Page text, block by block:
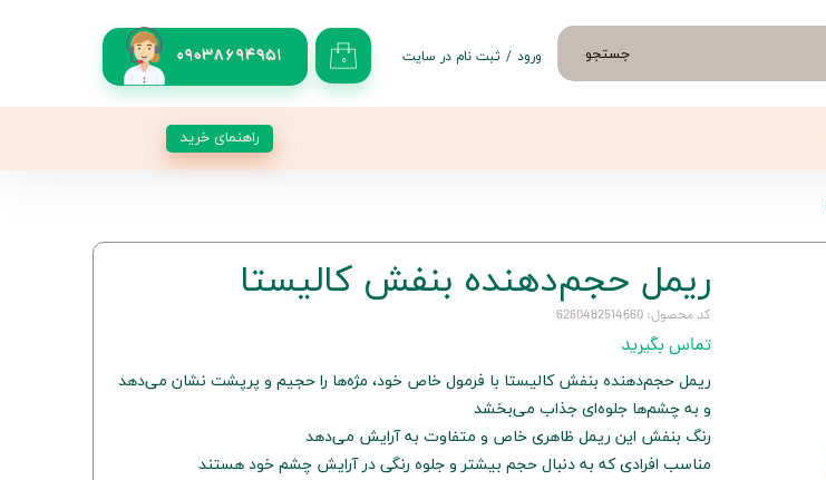
09038694951 جستجو ۰ ورود / ثبت نام در سایت
راهنمای خرید
ریمل حجم‌دهنده بنفش کالیستا
کد محصول: 6260482514660
تماس بگیرید
ریمل حجم‌دهنده بنفش کالیستا با فرمول خاص خود، مژه‌ها را حجیم و پرپشت نشان می‌دهد
و به چشم‌ها جلوه‌ای جذاب می‌بخشد
رنگ بنفش این ریمل ظاهری خاص و متفاوت به آرایش می‌دهد
مناسب افرادی که به دنبال حجم بیشتر و جلوه رنگی در آرایش چشم خود هستند